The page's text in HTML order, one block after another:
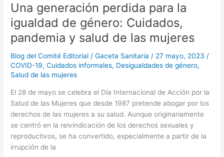
salud
Una generación perdida para la
igualdad de género: Cuidados,
pandemia y salud de las mujeres
Blog del Comité Editorial /Gaceta Sanitaria / 27 mayo, 2023 /
COVID-19,Cuidados informales, Desigualdades de género,
Salud de las mujeres
El 28 de mayo se celebra el Día Internacional de Acción por la
Salud de las Mujeres que desde 1987 pretende abogar por los
derechos de las mujeres a su salud. Aunque originariamente
se centró en la reivindicación de los derechos sexuales y
reproductivos, se ha convertido, especialmente a partir de la
irrupción de la